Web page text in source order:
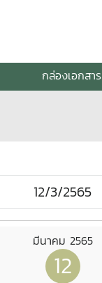
กล่องเอกสาร
มีนาคม 2565
12